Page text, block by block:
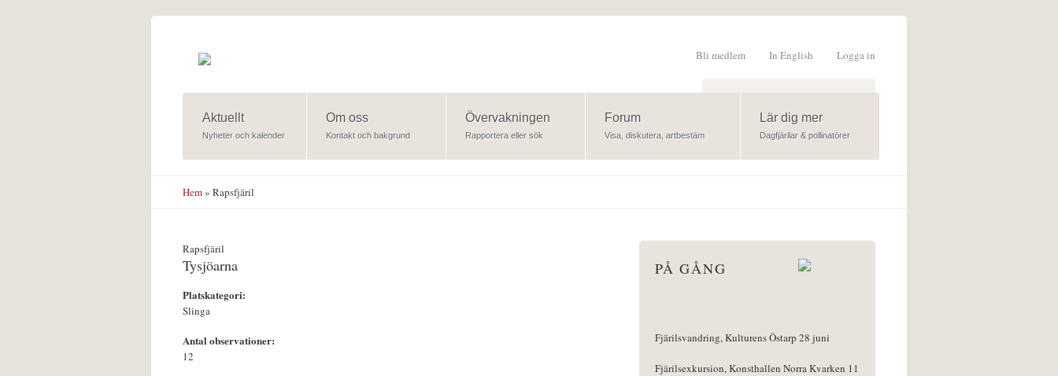
Logga in
In English
Bli medlem
Sökformulär
Aktuellt
Nyheter och kalender
Om oss
Kontakt och bakgrund
Övervakningen
Rapportera eller sök
Forum
Visa, diskutera, artbestäm
Lär dig mer
Dagfjärilar & pollinatörer
Hem» Rapsfjäril
Rapsfjäril
Tysjöarna
Platskategori:
Slinga
Antal observationer:
12
PÅ GÅNG
Fjärilsvandring, Kulturens Östarp 28 juni
Fjärilsexkursion, Konsthallen Norra Kvarken 11